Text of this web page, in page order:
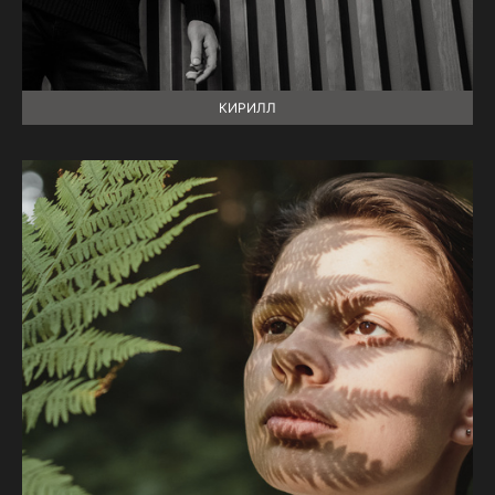
КИРИЛЛ